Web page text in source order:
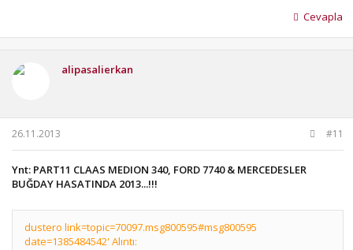
Cevapla
alipasalierkan
26.11.2013 #11
Ynt: PART11 CLAAS MEDION 340, FORD 7740 & MERCEDESLER
BUĞDAY HASATINDA 2013...!!!
dustero link=topic=70097.msg800595#msg800595
date=1385484542' Alıntı: